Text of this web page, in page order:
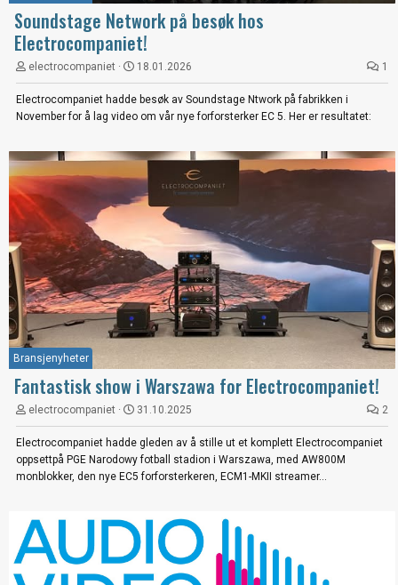
Soundstage Network på besøk hos
Electrocompaniet!
electrocompaniet 18.01.2026 1
Electrocompaniet hadde besøk av Soundstage Ntwork på fabrikken i
November for å lag video om vår nye forforsterker EC 5. Her er resultatet:
Bransjenyheter
Fantastisk show i Warszawa for Electrocompaniet!
electrocompaniet 31.10.2025 2
Electrocompaniet hadde gleden av å stille ut et komplett Electrocompaniet
oppsettpå PGE Narodowy fotball stadion i Warszawa, med AW800M
monblokker, den nye EC5 forforsterkeren, ECM1-MKII streamer...